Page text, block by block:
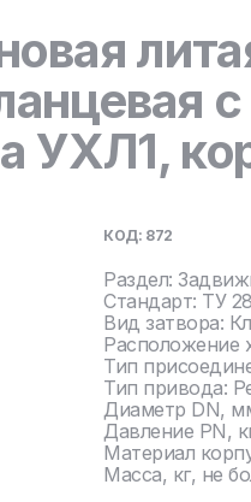
УХЛ1,
КОД: 872
Раздел:
Стандарт: ТУ
Вид затвора:
Расположение
Тип
Тип привода:
Диаметр DN,
Давление PN,
Материал
Масса, кг, не